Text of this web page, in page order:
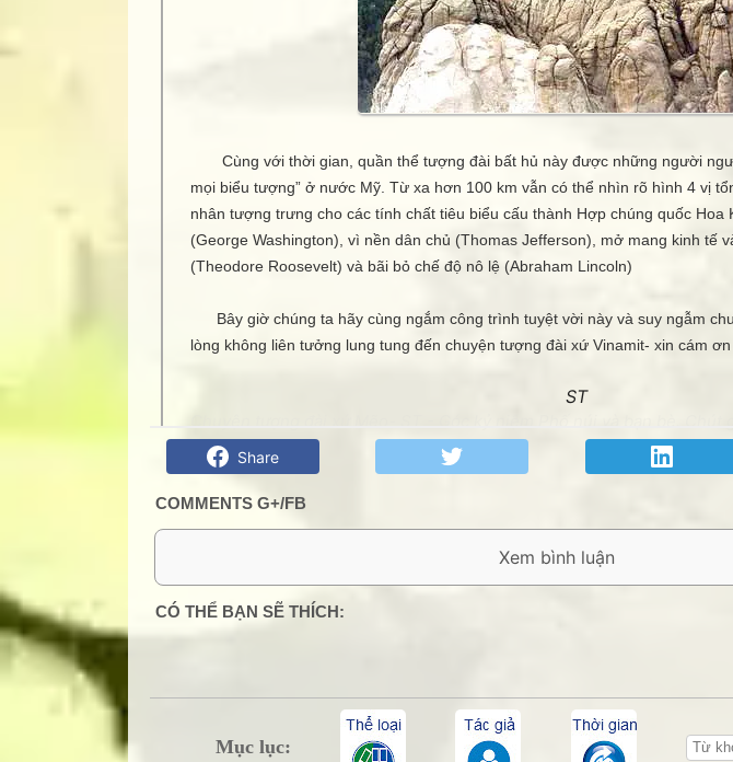
Cùng với thời gian, quần thể tượng đài bất hủ này được những người
mọi biểu tượng” ở nước Mỹ. Từ xa hơn 100 km vẫn có thể nhìn rõ hình 4 vị
nhân tượng trưng cho các tính chất tiêu biểu cấu thành Hợp chúng quốc Hoa
(George Washington), vì nền dân chủ (Thomas Jefferson), mở mang kinh tế
(Theodore Roosevelt) và bãi bỏ chế độ nô lệ (Abraham Lincoln)
Bây giờ chúng ta hãy cùng ngắm công trình tuyệt vời này và suy ngẫm
lòng không liên tưởng lung tung đến chuyện tượng đài xứ Vinamit- xin cám ơn
ST
Chuyện tượng đài xứ Mẽo- ST - Góc kỷ niệm Phố núi và bạn bè. Chút
Share
COMMENTS G+/FB
0 Comment:
CÓ THỂ BẠN SẼ THÍCH:
Mục lục: